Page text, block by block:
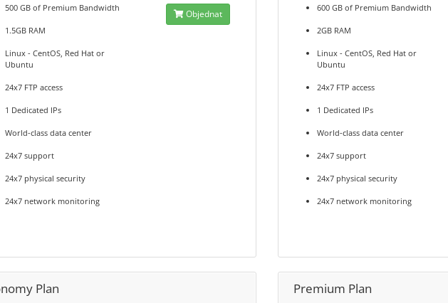
500 GB of Premium Bandwidth
1.5GB RAM
Linux - CentOS, Red Hat or
Ubuntu
24x7 FTP access
1 Dedicated IPs
World-class data center
24x7 support
24x7 physical security
24x7 network monitoring
Objednat
600 GB of Premium Bandwidth
2GB RAM
Linux - CentOS, Red Hat or
Ubuntu
24x7 FTP access
1 Dedicated IPs
World-class data center
24x7 support
24x7 physical security
24x7 network monitoring
Plan Premium Plan